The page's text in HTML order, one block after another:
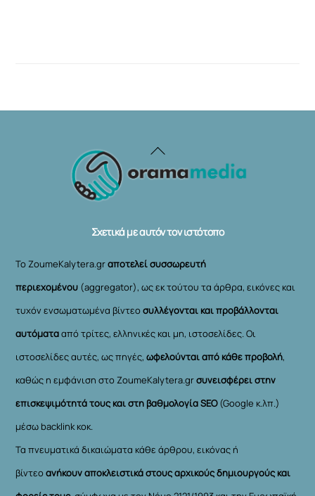
Back
To
Σχετικά με αυτόν τον ιστότοπο
Το ZoumeKalytera.grαποτελεί συσσωρευτή
περιεχομένου (aggregator), ως εκ τούτου τα άρθρα, εικόνες και
τυχόν ενσωματωμένα βίντεοσυλλέγονται και προβάλλονται
αυτόματααπό τρίτες, ελληνικές και μη, ιστοσελίδες. Οι
ιστοσελίδες αυτές, ως πηγές,ωφελούνται από κάθε προβολή,
καθώς η εμφάνιση στο ZoumeKalytera.grσυνεισφέρει στην
επισκεψιμότητά τους και στη βαθμολογία SEO(Google κ.λπ.)
μέσω backlink κοκ.
Τα πνευματικά δικαιώματα κάθε άρθρου, εικόνας ή
βίντεοανήκουν αποκλειστικά στους αρχικούς δημιουργούς και